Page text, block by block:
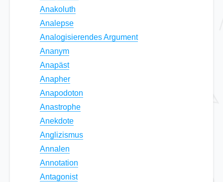
Anakoluth
Analepse
Analogisierendes Argument
Ananym
Anapäst
Anapher
Anapodoton
Anastrophe
Anekdote
Anglizismus
Annalen
Annotation
Antagonist